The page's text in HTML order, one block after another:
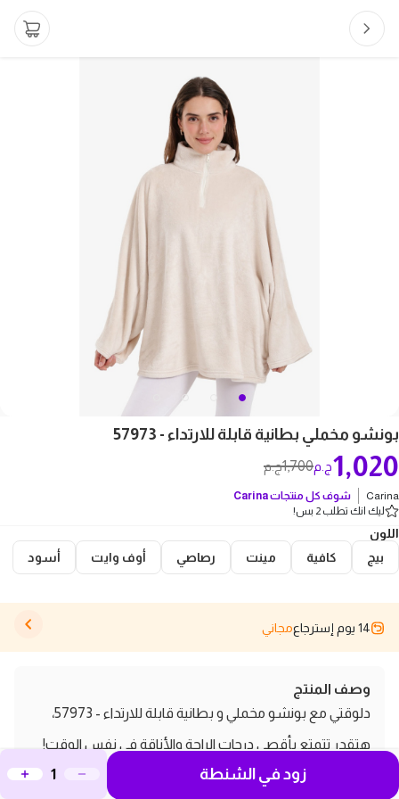
بونشو مخملي بطانية قابلة للارتداء - 57973
1,700ج.م 1,020ج.م
Carina شوف كل منتجاتCarina
ليك انك تطلب 2 بس!
اللون
بيج
كافية مينت رصاصي أوف وايت أسود
14 يوم إسترجاع مجاني
وصف المنتج
دلوقتي مع بونشو مخملي و بطانية قابلة للارتداء - 57973،
هتقدر تتمتع بأقصى درجات الراحة والأناقة في نفس الوقت!
تصميم فريد من نوعه يخليك تحس إنك في حضن الدفا
زود في الشنطة